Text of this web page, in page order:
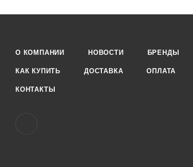
О КОМПАНИИ НОВОСТИ БРЕНДЫ
КАК КУПИТЬ ДОСТАВКА ОПЛАТА
КОНТАКТЫ